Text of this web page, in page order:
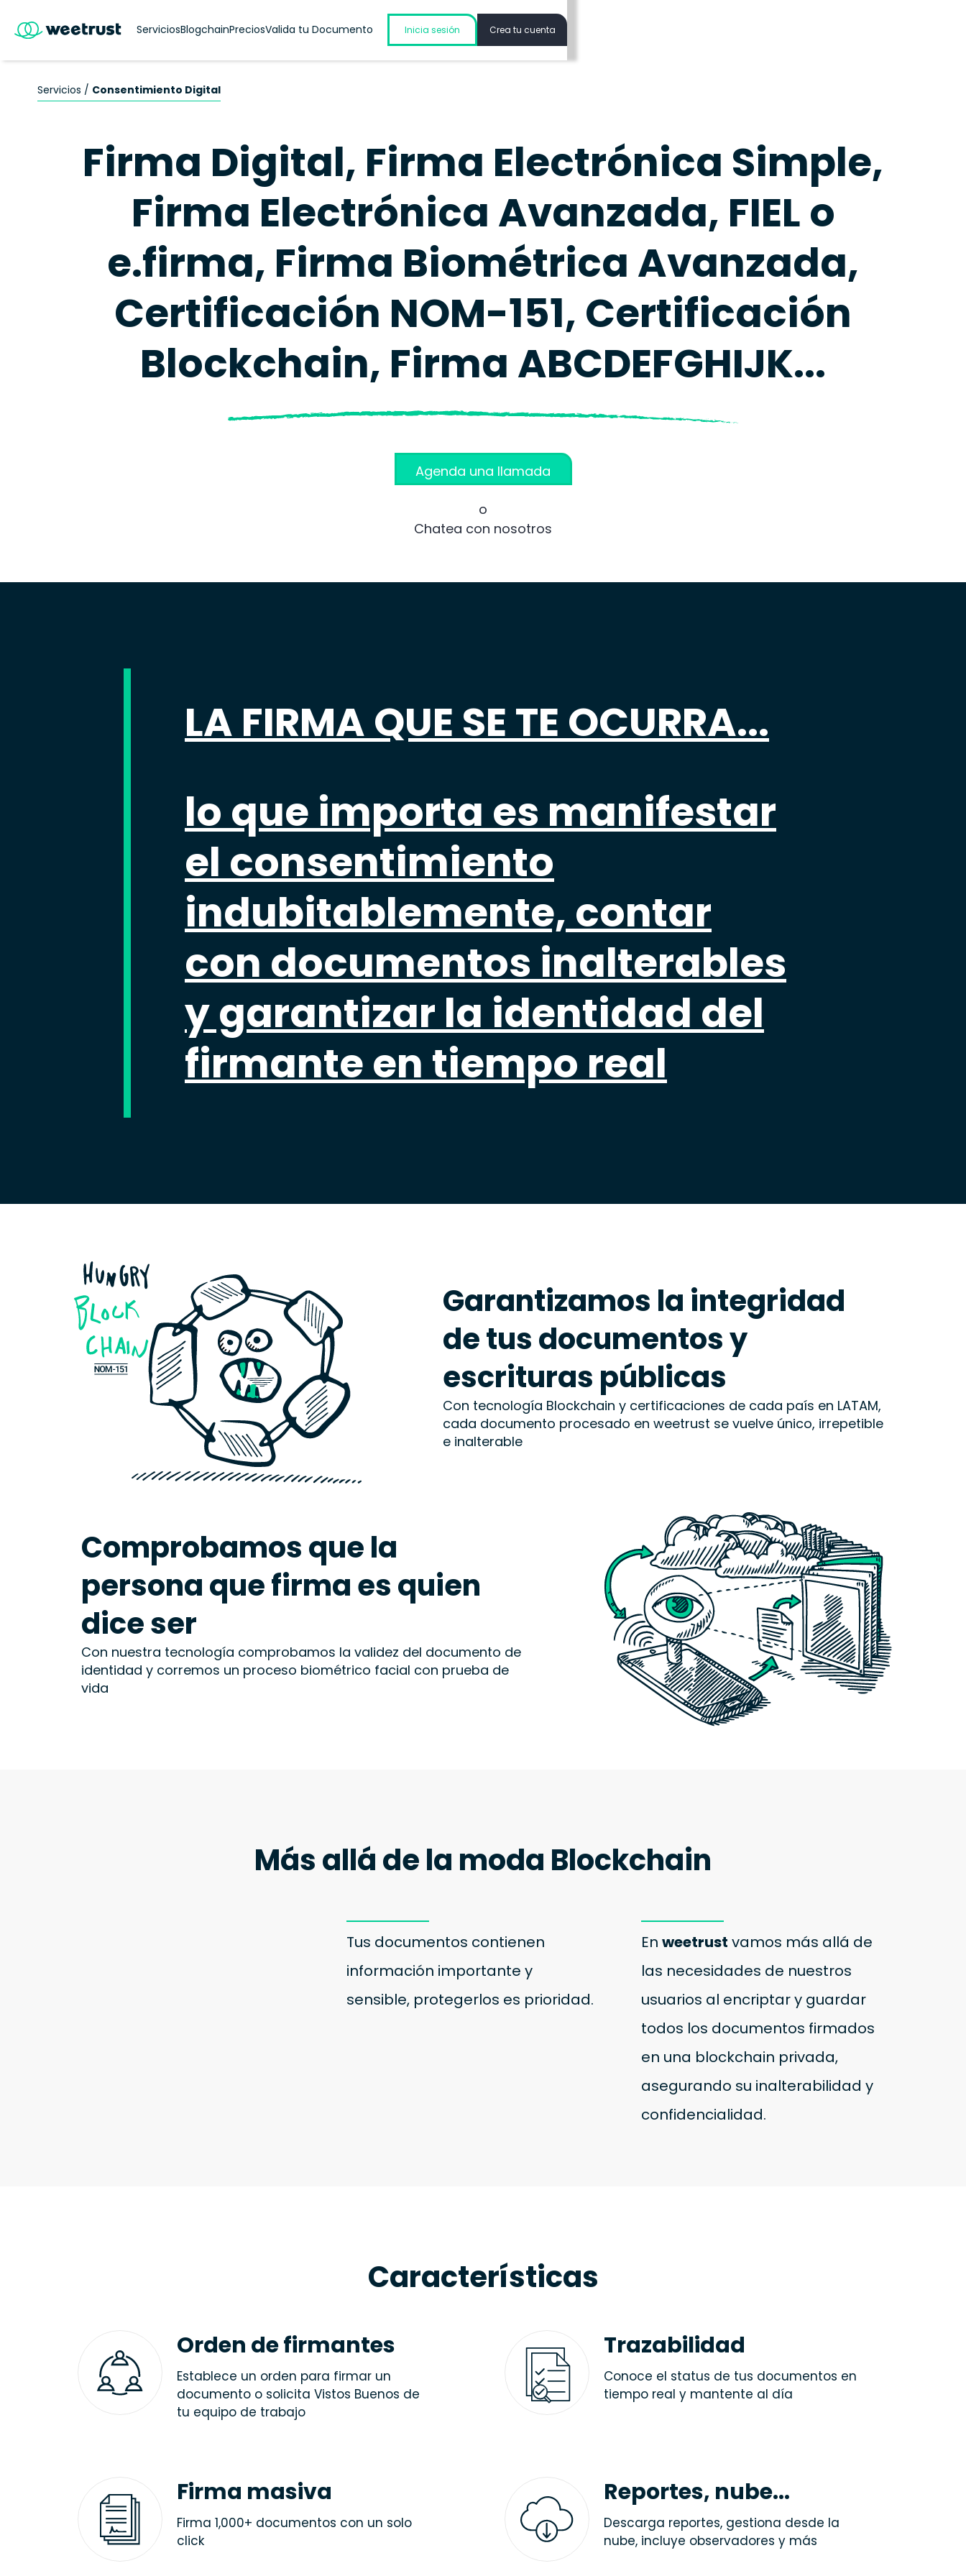
ServiciosBlogchainPreciosValida tu Documento Inicia sesión Crea tu cuenta
Servicios / Consentimiento Digital
Firma Digital, Firma Electrónica Simple,
Firma Electrónica Avanzada, FIEL o
e.firma, Firma Biométrica Avanzada,
Certificación NOM-151, Certificación
Blockchain, Firma ABCDEFGHIJK...
Agenda una llamada
o
Chatea con nosotros
LA FIRMA QUE SE TE OCURRA...
lo que importa es manifestar
el consentimiento
indubitablemente, contar
con documentos inalterables
y garantizar la identidad del
firmante en tiempo real
Garantizamos la integridad
de tus documentos y
escrituras públicas
Con tecnología Blockchain y certificaciones de cada país en LATAM,
cada documento procesado en weetrust se vuelve único, irrepetible
e inalterable
Comprobamos que la
persona que firma es quien
dice ser
Con nuestra tecnología comprobamos la validez del documento de
identidad y corremos un proceso biométrico facial con prueba de
vida
Más allá de la moda Blockchain
Tus documentos contienen
información importante y
sensible, protegerlos es prioridad.
En weetrust vamos más allá de
las necesidades de nuestros
usuarios al encriptar y guardar
todos los documentos firmados
en una blockchain privada,
asegurando su inalterabilidad y
confidencialidad.
Características
Orden de firmantes
Establece un orden para firmar un
documento o solicita Vistos Buenos de
tu equipo de trabajo
Trazabilidad
Conoce el status de tus documentos en
tiempo real y mantente al día
Firma masiva
Firma 1,000+ documentos con un solo
click
Reportes, nube...
Descarga reportes, gestiona desde la
nube, incluye observadores y más